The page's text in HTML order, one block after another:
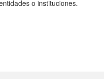
o instituciones.